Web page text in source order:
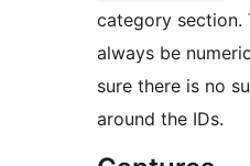
category section.
always be
sure there is no
around the IDs.